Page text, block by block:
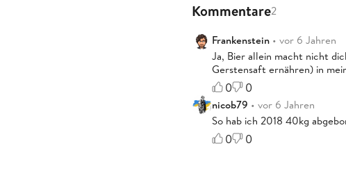
Kommentare2
Frankenstein • vor 6 Jahren
Ja, Bier allein macht nicht
Gerstensaft ernähren) in
0 0
nicob79 • vor 6 Jahren
So hab ich 2018 40kg
0 0